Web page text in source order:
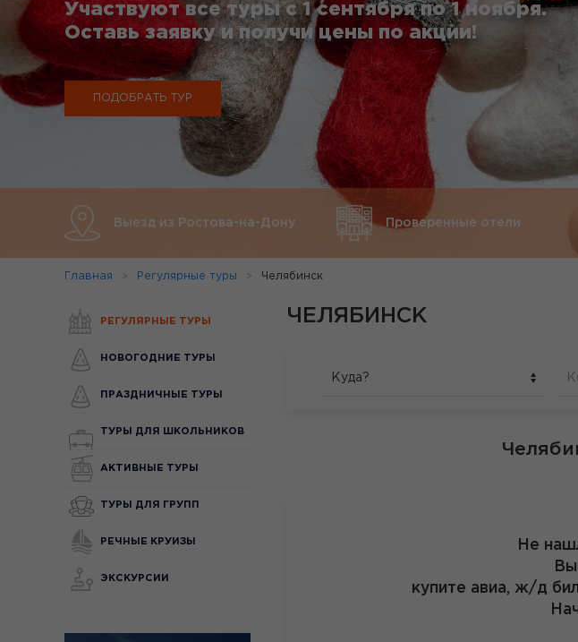
Участвуют все туры с 1 сентября по 1 ноября.
Оставь заявку и получи цены по акции!
ПОДОБРАТЬ ТУР
Выезд из Ростова-на-Дону Проверенные отели
Главная Регулярные туры Челябинск
ЧЕЛЯБИНСК
Куда?
Не
купите авиа, ж/д
РЕГУЛЯРНЫЕ ТУРЫ
НОВОГОДНИЕ ТУРЫ
ПРАЗДНИЧНЫЕ ТУРЫ
ТУРЫ ДЛЯ ШКОЛЬНИКОВ
АКТИВНЫЕ ТУРЫ
ТУРЫ ДЛЯ ГРУПП
РЕЧНЫЕ КРУИЗЫ
ЭКСКУРСИИ